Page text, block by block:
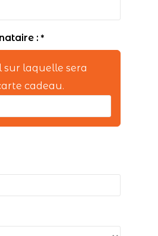
: *
sur laquelle sera
cadeau.